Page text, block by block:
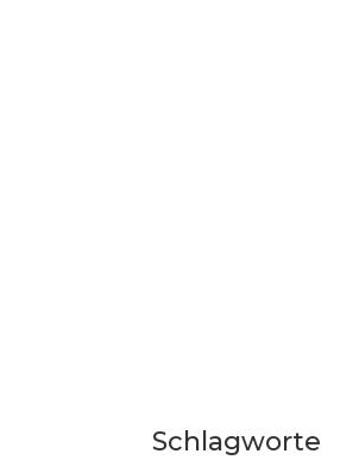
Schlagworte